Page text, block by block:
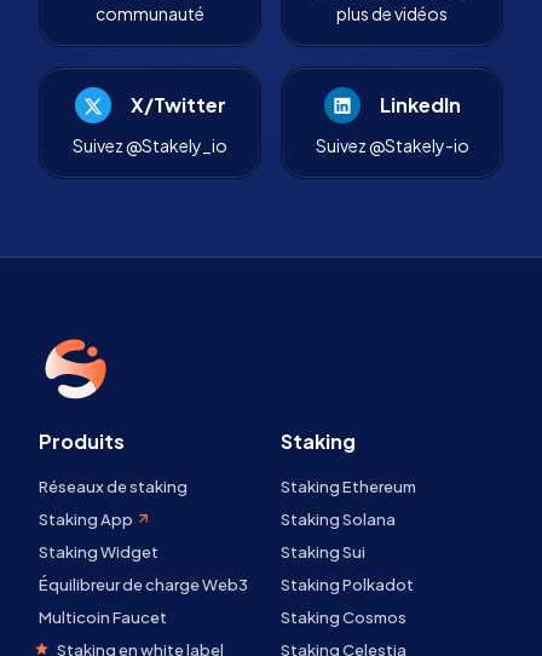
communauté
plus de vidéos
X/Twitter
Suivez @Stakely_io
LinkedIn
Suivez @Stakely-io
Produits
Réseaux de staking
Staking App
Staking Widget
Équilibreur de charge Web3
Multicoin Faucet
Staking en white label
Staking
Staking Ethereum
Staking Solana
Staking Sui
Staking Polkadot
Staking Cosmos
Staking Celestia